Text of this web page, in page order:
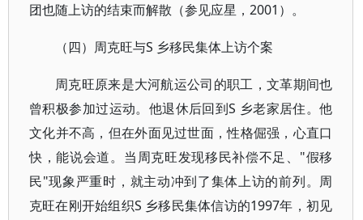
团也随上访的结束而解散（参见应星，2001）。
（四）周克旺与S 乡移民集体上访个案
周克旺原来是大河航运公司的职工，文革期间也
曾积极参加过运动。他退休后回到S 乡老家居住。他
文化并不高，但在外面见过世面，性格倔强，心直口
快，能说会道。当周克旺发现移民补偿不足、"假移
民"现象严重时，就主动冲到了集体上访的前列。周
克旺在刚开始组织S 乡移民集体信访的1997年，初见